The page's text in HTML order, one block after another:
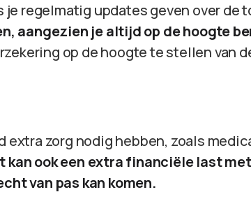
regelmatig updates geven over de
aangezien je altijd op de hoogte
op de hoogte te stellen van
extra zorg nodig hebben, zoals
kan ook een extra financiële last
van pas kan komen.